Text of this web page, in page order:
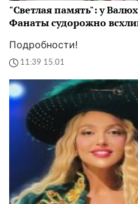
"Светлая память": у
Фанаты судорожно
Подробности!
11:39 15.01